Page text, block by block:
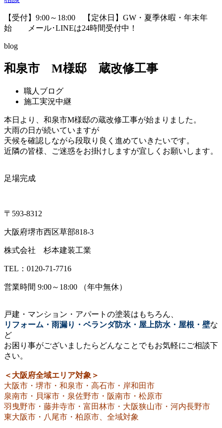
【受付】9:00～18:00 【定休日】GW・夏季休暇・年末年
始 メール･LINEは24時間受付中！
blog
和泉市 M様邸 蔵改修工事
職人ブログ
施工実況中継
本日より、和泉市M様邸の蔵改修工事が始まりました。
大雨の日が続いていますが
天候を確認しながら段取り良く進めていきたいです。
近隣の皆様、ご迷惑をお掛けしますが宜しくお願いします。
足場完成
〒593-8312
大阪府堺市西区草部818-3
株式会社 杉本建装工業
TEL：0120-71-7716
営業時間 9:00～18:00 （年中無休）
戸建・マンション・アパートの塗装はもちろん、
リフォーム・雨漏り・ベランダ防水・屋上防水・屋根・壁な
ど
お困り事がございましたらどんなことでもお気軽にご相談下
さい。
＜大阪府全域エリア対象＞
大阪市・堺市・和泉市・高石市・岸和田市
泉南市・貝塚市・泉佐野市・阪南市・松原市
羽曳野市・藤井寺市・富田林市・大阪狭山市・河内長野市
東大阪市・八尾市・柏原市、全域対象